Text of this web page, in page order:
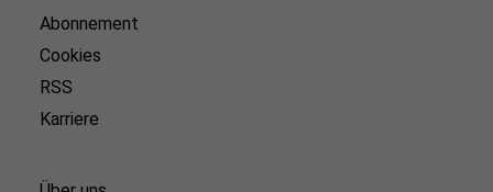
Abonnement
Cookies
RSS
Karriere